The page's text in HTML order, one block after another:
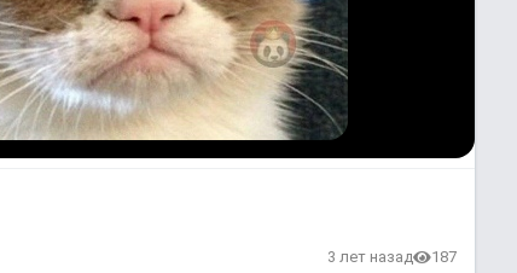
3 лет назад 187